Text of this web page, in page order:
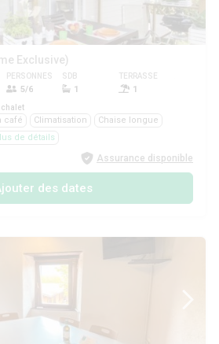
Exclusive)
PERSONNES
5/6
SDB
1
TERRASSE
1
chalet
café Climatisation
Chaise longue
de détails
Assurance disponible
des dates